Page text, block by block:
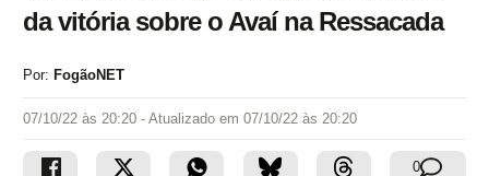
da vitória sobre o Avaí na Ressacada
Por: FogãoNET
07/10/22 às 20:20 - Atualizado em 07/10/22 às 20:20
0